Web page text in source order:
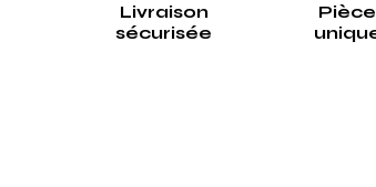
Livraison
sécurisée
Pièce